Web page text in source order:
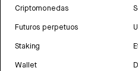
Criptomonedas
Futuros perpetuos
Staking
Wallet